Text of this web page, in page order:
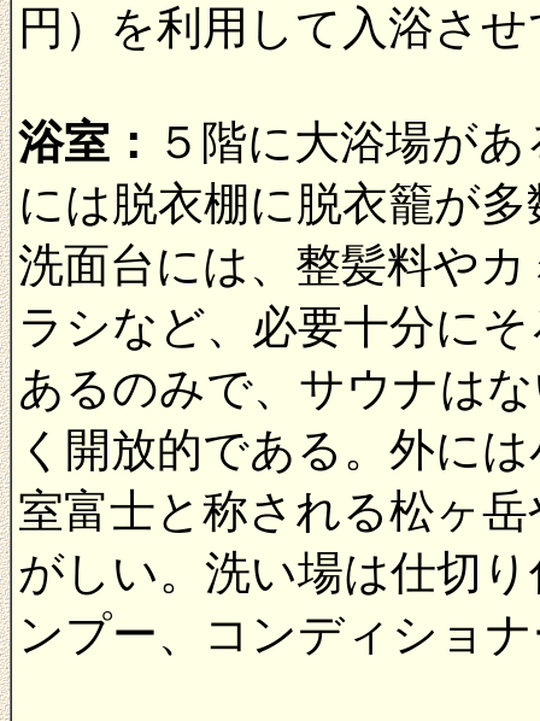
円）を利用して入浴さ
浴室： ５階に大浴場が
には脱衣棚に脱衣籠が
洗面台には、整髪料や
ラシなど、必要十分に
あるのみで、サウナは
く開放的である。外に
室富士と称される松ヶ
がしい。洗い場は仕切
ンプー、コンディショ